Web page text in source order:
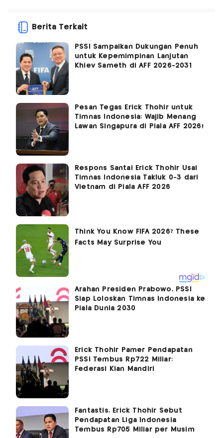
Berita Terkait
PSSI Sampaikan Dukungan Penuh
untuk Kepemimpinan Lanjutan
Khiev Sameth di AFF 2026-2031
Pesan Tegas Erick Thohir untuk
Timnas Indonesia: Wajib Menang
Lawan Singapura di Piala AFF 2026!
Respons Santai Erick Thohir Usai
Timnas Indonesia Takluk 0-3 dari
Vietnam di Piala AFF 2026
Arahan Presiden Prabowo, PSSI
Siap Loloskan Timnas Indonesia ke
Piala Dunia 2030
Erick Thohir Pamer Pendapatan
PSSI Tembus Rp722 Miliar:
Federasi Kian Mandiri
Fantastis, Erick Thohir Sebut
Pendapatan Liga Indonesia
Tembus Rp705 Miliar per Musim